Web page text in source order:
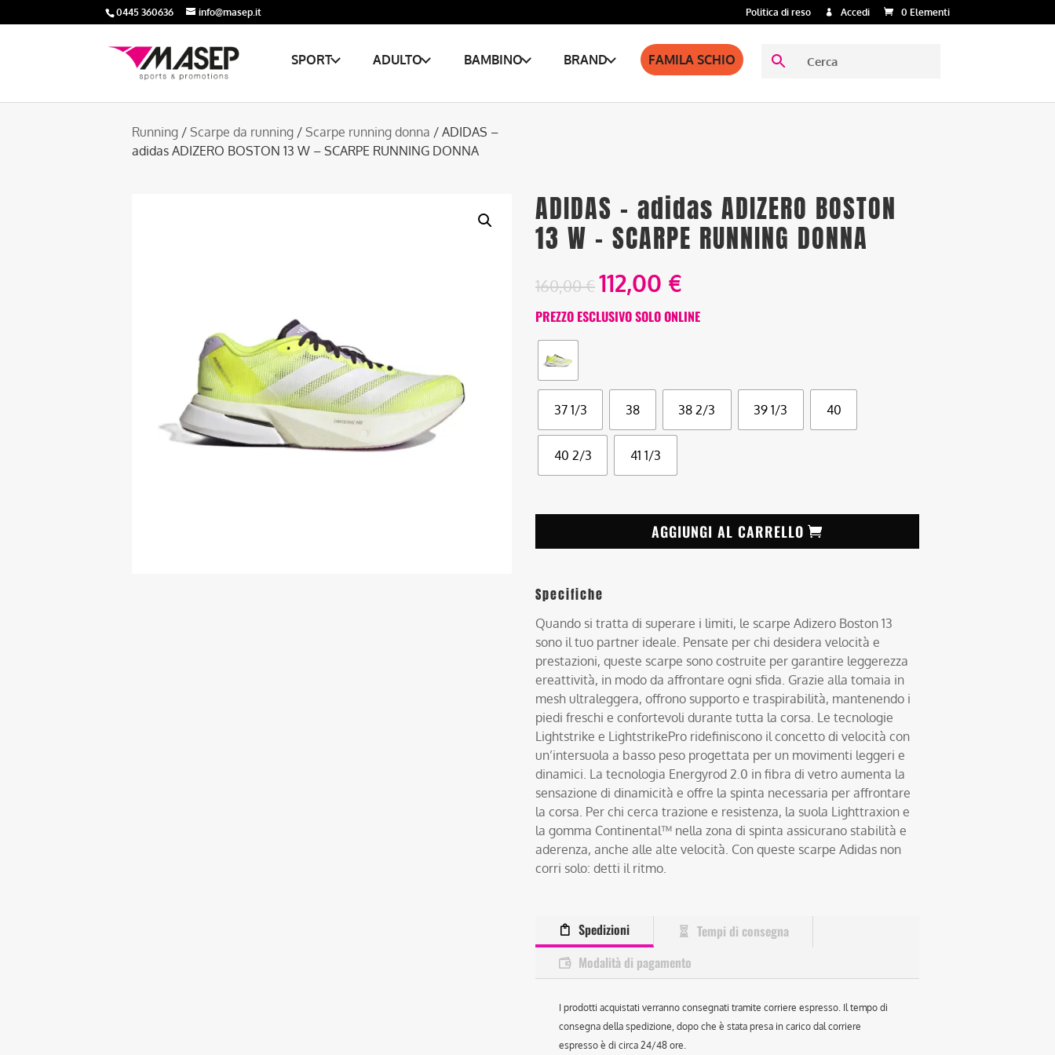
0445 360636 info@masep.it Politica di reso Accedi 0 Elementi
SPORT ADULTO BAMBINO BRAND FAMILA SCHIO
Running / Scarpe da running / Scarpe running donna / ADIDAS –
adidas ADIZERO BOSTON 13 W – SCARPE RUNNING DONNA
ADIDAS – adidas ADIZERO BOSTON
13 W – SCARPE RUNNING DONNA
160,00€112,00 €
PREZZO ESCLUSIVO SOLO ONLINE
37 1/3 38 38 2/3 39 1/3 40
40 2/3 41 1/3
AGGIUNGI AL CARRELLO
Specifiche
Quando si tratta di superare i limiti, le scarpe Adizero Boston 13
sono il tuo partner ideale. Pensate per chi desidera velocità e
prestazioni, queste scarpe sono costruite per garantire leggerezza
ereattività, in modo da affrontare ogni sfida. Grazie alla tomaia in
mesh ultraleggera, offrono supporto e traspirabilità, mantenendo i
piedi freschi e confortevoli durante tutta la corsa. Le tecnologie
Lightstrike e LightstrikePro ridefiniscono il concetto di velocità con
un’intersuola a basso peso progettata per un movimenti leggeri e
dinamici. La tecnologia Energyrod 2.0 in fibra di vetro aumenta la
sensazione di dinamicità e offre la spinta necessaria per affrontare
la corsa. Per chi cerca trazione e resistenza, la suola Lighttraxion e
la gomma Continental™ nella zona di spinta assicurano stabilità e
aderenza, anche alle alte velocità. Con queste scarpe Adidas non
corri solo: detti il ritmo.
Spedizioni
Tempi di consegna
Modalità di pagamento
I prodotti acquistati verranno consegnati tramite corriere espresso. Il tempo di
consegna della spedizione, dopo che è stata presa in carico dal corriere
espresso è di circa 24/48 ore.